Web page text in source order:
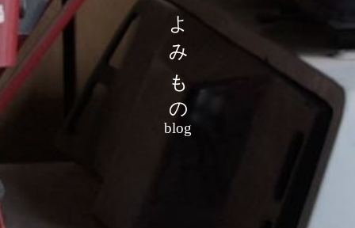
よみもの
blog